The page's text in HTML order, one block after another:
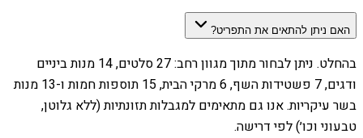
האם ניתן להתאים את התפריט?
בהחלט. ניתן לבחור מתוך מגוון רחב: 27 סלטים, 14 מנות ביניים
ודגים, 7 פשטידות השף, 6 מרקי הבית, 15 תוספות חמות ו-13 מנות
בשר עיקריות. אנו גם מתאימים למגבלות תזונתיות (ללא גלוטן,
טבעוני וכו׳) לפי דרישה.